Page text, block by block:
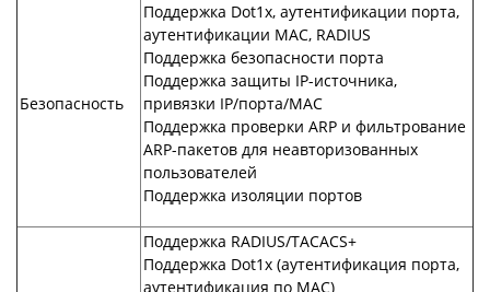
Безопасность
Поддержка Dot1x, аутентификации порта,
аутентификации MAC, RADIUS
Поддержка безопасности порта
Поддержка защиты IP-источника,
привязки IP/порта/MAC
Поддержка проверки ARP и фильтрование
ARP-пакетов для неавторизованных
пользователей
Поддержка изоляции портов
Поддержка RADIUS/TACACS+
Поддержка Dot1x (аутентификация порта,
аутентификация по MAC)